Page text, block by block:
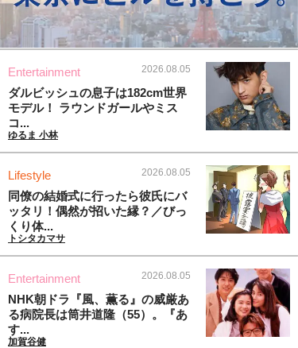
Entertainment 2026.08.05
ダルビッシュの息子は182cm世界
モデル！ ラウンドガールやミス
コ...
ゆるま 小林
Lifestyle 2026.08.05
同僚の結婚式に行ったら彼氏にバ
ッタリ！偶然が招いた縁？／びっ
くり体...
トシタカマサ
Entertainment 2026.08.05
NHK朝ドラ『風、薫る』の威厳あ
る病院長は筒井道隆（55）。『あ
す...
加賀谷健